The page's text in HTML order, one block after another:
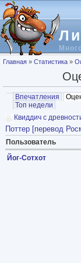
Перейти к основному
Вы здесь
Главная » Статистика »
Главные
Впечатления
Топ недели
Квиддич с
Поттер [перевод
Пользователь
Йог-Сотхот